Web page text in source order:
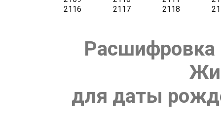
Расшифровка
для даты